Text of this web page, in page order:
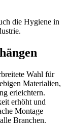
die Hygiene in
Wahl für
Materialien,
erleichtern.
erhöht und
Montage
Branchen.